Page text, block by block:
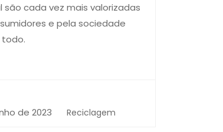
são cada vez mais valorizadas
e pela sociedade
de 2023 Reciclagem